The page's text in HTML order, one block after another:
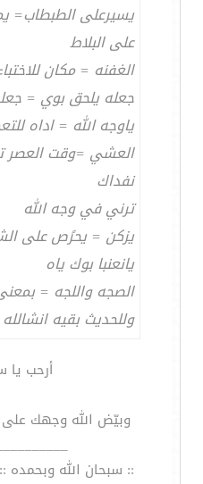
يسيرعلى الطبطاب=
على البلاط
الغفنه = مكان
جعله يلحق بوي =
ياوجه الله = اداه
العشي =وقت العصر
نفداك
ترني في وجه الله
يزكن = يحرًص على
يانعنبا بوك ياه
الصجه واللجه =
وللحديث بقيه انشالله
أرحب يا
وبيّض الله وجهك على
:: سبحان الله وبحمده